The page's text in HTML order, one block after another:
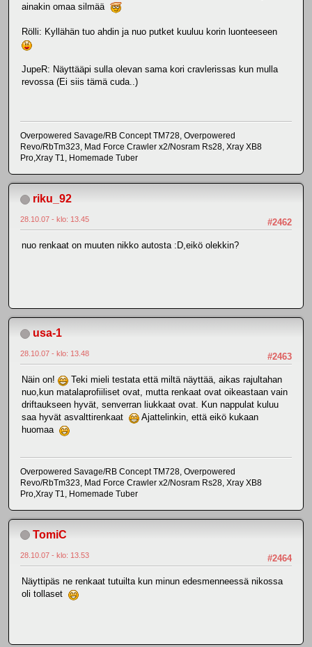
ainakin omaa silmää
Rölli: Kyllähän tuo ahdin ja nuo putket kuuluu korin luonteeseen
JupeR: Näyttääpi sulla olevan sama kori cravlerissas kun mulla
revossa (Ei siis tämä cuda..)
Overpowered Savage/RB Concept TM728, Overpowered
Revo/RbTm323, Mad Force Crawler x2/Nosram Rs28, Xray XB8
Pro,Xray T1, Homemade Tuber
riku_92
#2462
28.10.07 - klo: 13.45
nuo renkaat on muuten nikko autosta :D,eikö olekkin?
usa-1
#2463
28.10.07 - klo: 13.48
Näin on!
Teki mieli testata että miltä näyttää, aikas rajultahan
nuo,kun matalaprofiiliset ovat, mutta renkaat ovat oikeastaan vain
driftaukseen hyvät, senverran liukkaat ovat. Kun nappulat kuluu
saa hyvät asvalttirenkaat
Ajattelinkin, että eikö kukaan
huomaa
Overpowered Savage/RB Concept TM728, Overpowered
Revo/RbTm323, Mad Force Crawler x2/Nosram Rs28, Xray XB8
Pro,Xray T1, Homemade Tuber
TomiC
#2464
28.10.07 - klo: 13.53
Näyttipäs ne renkaat tutuilta kun minun edesmenneessä nikossa
oli tollaset